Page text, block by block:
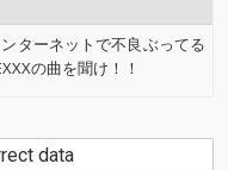
ターネットで不良ぶってる
の曲を聞け！！
data